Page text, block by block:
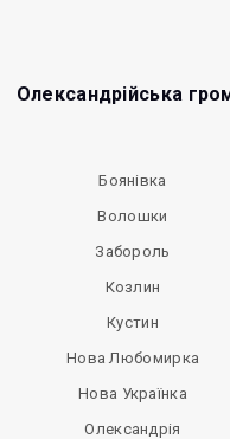
Олександрійська
Боянівка
Волошки
Забороль
Козлин
Кустин
Нова Любомирка
Нова Українка
Олександрія